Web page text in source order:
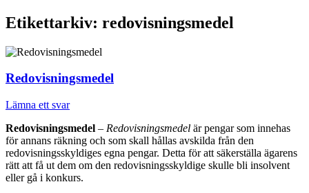
Etikettarkiv: redovisningsmedel
Redovisningsmedel
Lämna ett svar
Redovisningsmedel – Redovisningsmedel är pengar som innehas
för annans räkning och som skall hållas avskilda från den
redovisningsskyldiges egna pengar. Detta för att säkerställa ägarens
rätt att få ut dem om den redovisningsskyldige skulle bli insolvent
eller gå i konkurs.